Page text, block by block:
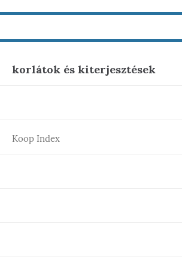
korlátok és kiterjesztések
Koop Index